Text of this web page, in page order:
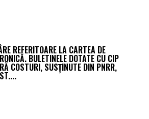
REFERITOARE LA CARTEA DE
BULETINELE DOTATE CU CIP
COSTURI, SUSȚINUTE DIN PNRR,